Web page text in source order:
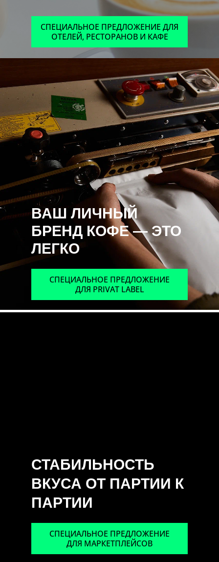
СПЕЦИАЛЬНОЕ ПРЕДЛОЖЕНИЕ ДЛЯ
ОТЕЛЕЙ, РЕСТОРАНОВ И КАФЕ
ВАШ ЛИЧНЫЙ
БРЕНД КОФЕ — ЭТО
ЛЕГКО
СПЕЦИАЛЬНОЕ ПРЕДЛОЖЕНИЕ
ДЛЯ PRIVAT LABEL
СТАБИЛЬНОСТЬ
ВКУСА ОТ ПАРТИИ К
ПАРТИИ
СПЕЦИАЛЬНОЕ ПРЕДЛОЖЕНИЕ
ДЛЯ МАРКЕТПЛЕЙСОВ